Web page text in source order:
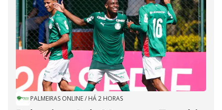
PALMEIRAS ONLINE/ HÁ 2 HORAS